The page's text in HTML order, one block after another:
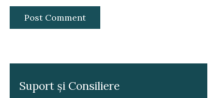
Suport și Consiliere